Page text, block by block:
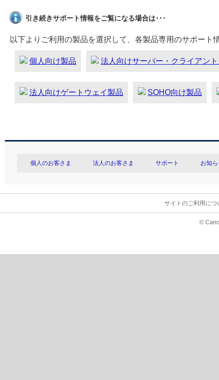
引き続きサポート情報をご覧になる場合は･･･
以下よりご利用の製品を選択して、各製品専用のサポート
個人向け製品 法人向けサーバー・クライアン
法人向けゲートウェイ製品 SOHO向け製品
個人のお客さま 法人のお客さま サポート お知
サイトのご利用につ
©